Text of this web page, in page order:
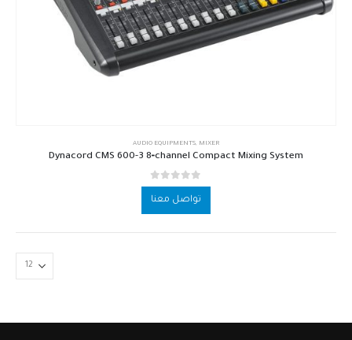
AUDIO EQUIPMENTS, MIXER
Dyn­acord CMS 600-3 8‑channel Compact Mixing System
0
out of 5
تواصل معنا